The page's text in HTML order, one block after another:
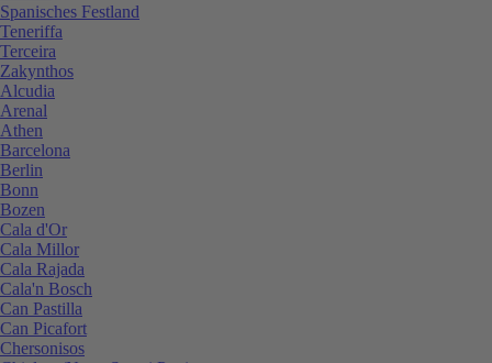
Spanisches Festland
Teneriffa
Terceira
Zakynthos
Alcudia
Arenal
Athen
Barcelona
Berlin
Bonn
Bozen
Cala d'Or
Cala Millor
Cala Rajada
Cala'n Bosch
Can Pastilla
Can Picafort
Chersonisos